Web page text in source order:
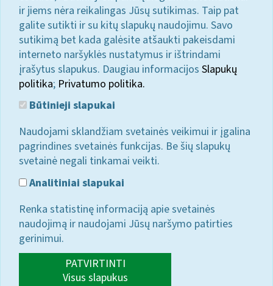
ir jiems nėra reikalingas Jūsų sutikimas. Taip pat
galite sutikti ir su kitų slapukų naudojimu. Savo
sutikimą bet kada galėsite atšaukti pakeisdami
interneto naršyklės nustatymus ir ištrindami
įrašytus slapukus. Daugiau informacijos Slapukų
politika; Privatumo politika.
Būtinieji slapukai
Naudojami sklandžiam svetainės veikimui ir įgalina
pagrindines svetainės funkcijas. Be šių slapukų
svetainė negali tinkamai veikti.
Analitiniai slapukai
Renka statistinę informaciją apie svetainės
naudojimą ir naudojami Jūsų naršymo patirties
gerinimui.
PATVIRTINTI
Visus slapukus